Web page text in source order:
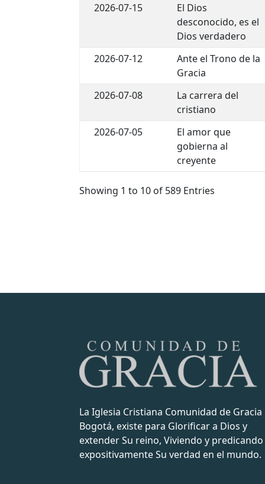
2026-07-15
El Dios
desconocido, es el
Dios verdadero
2026-07-12
Ante el Trono de la
Gracia
2026-07-08
La carrera del
cristiano
2026-07-05
El amor que
gobierna al
creyente
Showing 1 to 10 of 589 Entries
La Iglesia Cristiana Comunidad de Gracia
Bogotá, existe para Glorificar a Dios y
extender Su reino, Viviendo y predicando
expositivamente Su verdad en el mundo.